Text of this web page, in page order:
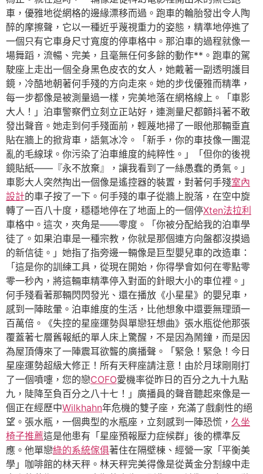
車，優雅地從網格的邊緣漂移而過。跑車的輪胎發出令人陶
醉的摩擦聲，它以一種近乎蔑視重力的姿態，精準地停進了
一個只有它車身尺寸寬度的停車格中。那泊車的過程就像一
場舞蹈，流暢、完美，且毫無任何多餘的動作**。跑車的駕
駛座上走出一個全身黑色皮衣的女人，她戴著一副透明護目
鏡，冷酷地朝著何手殘的方向走來。她的步伐優雅而精準，
每一步都像是被測量過一樣，完美地落在網格線上。「車影
大人！」泊車警察們立刻立正站好，連測量尺都顫抖著不敢
發出聲音。她走到何手殘面前，輕蔑地掃了一眼他那輛垂直
貼在牆上的掀背車，語氣冰冷。「新手，你的車技像一團混
亂的毛線球。你污染了泊車維度的純粹性。」「但你的後視
鏡貼紙——『永不放棄』，讓我看到了一絲愚蠢的勇氣。」
車影大人突然掏出一個像是遙控器的裝置，對著何手殘室內
設計的車子按了一下。何手殘的車子從牆上脫落，在空中旋
轉了一百八十度，穩穩地停在了地面上的一個停Xten法拉利
車格中。這次，夾角是——零度。「你被分配給我的泊車學
徒了。如果泊車是一種宗教，你就是那個連方向盤都沒摸過
的新信徒。」她指了指旁邊一輛像是巨型嬰兒車的改造車：
「這是你的訓練工具，從現在開始，你得學會如何在零點零
零一秒內，將這輛車精準停入對面的針眼大小的車位裡。」
何手殘看著那輛閃閃發光、還在播放《小星星》的嬰兒車，
感到一陣眩暈。泊車維度的生活，比他想象中還要無理頭一
百萬倍。《失控的星座運勢與單戀狂想曲》張水瓶從他那張
覆蓋著七層舊報紙的單人床上驚醒，不是因為鬧鐘，而是因
為屋頂傳來了一陣震耳欲聾的廣播聲。「緊急！緊急！今日
星座運勢超級大修正！所有天秤座請注意！由於月球剛剛打
了一個噴嚏，您的戀COFO愛機率從昨日的百分之九十九點
九，陡降至負百分之八十七！」廣播員的聲音聽起來像是一
個正在經歷中Wilkhahn年危機的雙子座，充滿了戲劇性的絕
望。張水瓶，一個典型的水瓶座，立刻感到一陣恐慌， 久坐
椅子推薦這是他患有「星座預報壓力症候群」後的標準反
應。他單戀綠的系統傢俱著住在隔壁棟、經營一家「平衡美
學」咖啡館的林天秤。林天秤完美得像是從黃金分割線中走